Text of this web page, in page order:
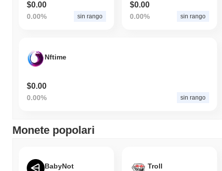
$0.00
0.00% sin rango
$0.00
0.00% sin rango
Nftime
$0.00
0.00% sin rango
Monete popolari
BabyNot Troll